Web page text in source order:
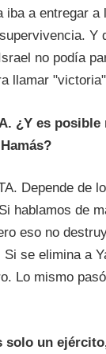
iba a entregar a
Y
no podía
llamar
¿Y es posible
Depende de
hablamos de
eso no
se elimina a
Lo mismo
solo un